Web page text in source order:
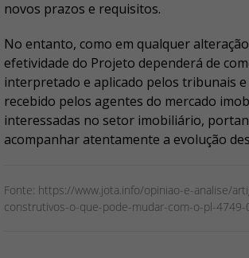
novos prazos e requisitos.
No entanto, como em qualquer
efetividade do Projeto dependerá de
interpretado e aplicado pelos tribunais e
recebido pelos agentes do mercado
interessadas no setor imobiliário,
acompanhar atentamente a evolução
Fonte: https://www.jota.info/opiniao-e-analise/
construtivos-o-que-pode-mudar-com-o-pl-4749-